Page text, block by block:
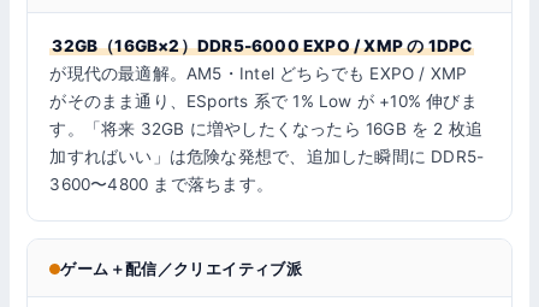
32GB（16GB×2）DDR5-6000 EXPO / XMP の 1DPC
が現代の最適解。AM5・Intel どちらでも EXPO / XMP
がそのまま通り、ESports 系で 1% Low が +10% 伸びま
す。「将来 32GB に増やしたくなったら 16GB を 2 枚追
加すればいい」は危険な発想で、追加した瞬間に DDR5-
3600〜4800 まで落ちます。
ゲーム＋配信／クリエイティブ派